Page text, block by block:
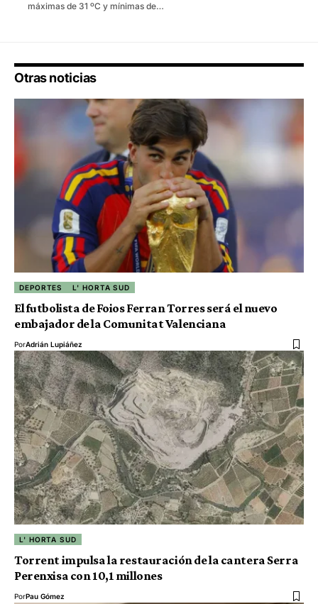
máximas de 31 ºC y mínimas de…
Otras noticias
DEPORTES L' HORTA SUD
El futbolista de Foios Ferran Torres será el nuevo
embajador de la Comunitat Valenciana
PorAdrián Lupiáñez
L' HORTA SUD
Torrent impulsa la restauración de la cantera Serra
Perenxisa con 10,1 millones
PorPau Gómez